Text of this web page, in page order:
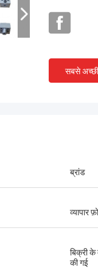
सबसे
ब्रांड
व्यापार
बिक्री के
की गई